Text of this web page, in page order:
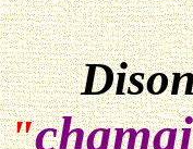
"